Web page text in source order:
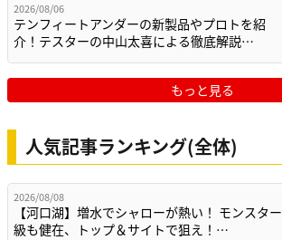
2026/08/06
テンフィートアンダーの新製品やプロトを紹
介！テスターの中山太喜による徹底解説…
もっと見る
人気記事ランキング(全体)
2026/08/08
【河口湖】増水でシャローが熱い！ モンスター
級も健在、トップ＆サイトで狙え！…